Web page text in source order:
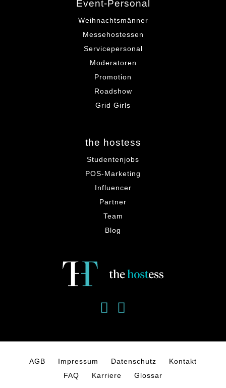
Event-Personal
Weihnachtsmänner
Messehostessen
Servicepersonal
Moderatoren
Promotion
Roadshow
Grid Girls
the hostess
Studentenjobs
POS-Marketing
Influencer
Partner
Team
Blog
AGB Impressum Datenschutz
Kontakt
FAQ
Karriere Glossar